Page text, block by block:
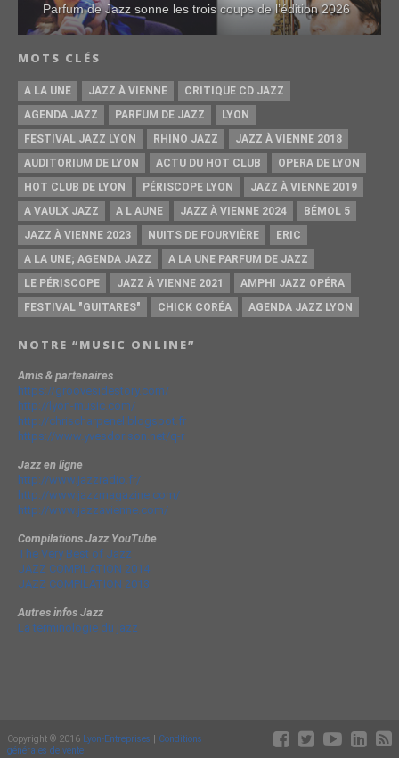
Parfum de Jazz sonne les trois coups de l’édition 2026
MOTS CLÉS
A LA UNE JAZZ À VIENNE
CRITIQUE CD JAZZ
AGENDA JAZZ
PARFUM DE JAZZ
LYON
FESTIVAL JAZZ LYON
RHINO JAZZ
JAZZ À VIENNE 2018
AUDITORIUM DE LYON
ACTU DU HOT CLUB
OPERA DE LYON
HOT CLUB DE LYON
PÉRISCOPE LYON
JAZZ À VIENNE 2019
A VAULX JAZZ
A L AUNE JAZZ À VIENNE 2024
BÉMOL 5
JAZZ À VIENNE 2023
NUITS DE FOURVIÈRE
ERIC
A LA UNE; AGENDA JAZZ
A LA UNE PARFUM DE JAZZ
LE PÉRISCOPE
JAZZ À VIENNE 2021
AMPHI JAZZ OPÉRA
FESTIVAL "GUITARES"
CHICK CORÉA AGENDA JAZZ LYON
NOTRE “MUSIC ONLINE”
Amis & partenaires
https://groovesidestory.com/
http://lyon-music.com/
http://chrischarpenel.blogspot.fr
https://www.yvesdorison.net/q-r
Jazz en ligne
http://www.jazzradio.fr/
http://www.jazzmagazine.com/
http://www.jazzavienne.com/
Compilations Jazz YouTube
The Very Best of Jazz
JAZZ COMPILATION 2014
JAZZ COMPILATION 2013
Autres infos Jazz
La terminologie du jazz
Copyright © 2016 Lyon-Entreprises | Conditions
générales de vente